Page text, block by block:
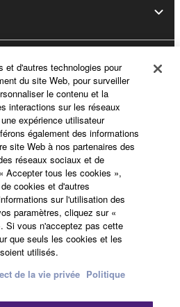
et d'autres technologies pour
du site Web, pour surveiller
le contenu et la
interactions sur les réseaux
expérience utilisateur
également des informations
site Web à nos partenaires des
réseaux sociaux et de
Accepter tous les cookies »,
cookies et d'autres
sur l'utilisation des
paramètres, cliquez sur «
Si vous n'acceptez pas cette
que seuls les cookies et les
utilisés.
de la vie privée Politique